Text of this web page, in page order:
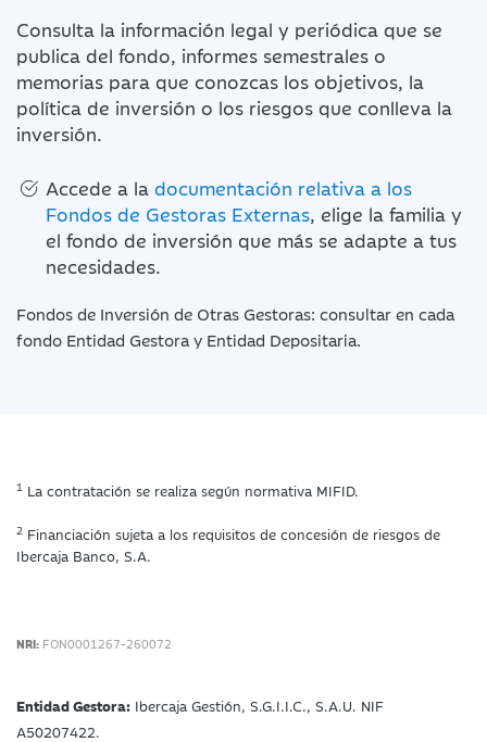
Consulta la información legal y periódica que se
publica del fondo, informes semestrales o
memorias para que conozcas los objetivos, la
política de inversión o los riesgos que conlleva la
inversión.
Accede a la documentación relativa a los
Fondos de Gestoras Externas, elige la familia y
el fondo de inversión que más se adapte a tus
necesidades.
Fondos de Inversión de Otras Gestoras: consultar en cada
fondo Entidad Gestora y Entidad Depositaria.
1 La contratación se realiza según normativa MIFID.
2 Financiación sujeta a los requisitos de concesión de riesgos de
Ibercaja Banco, S.A.
NRI: FON0001267-260072
Entidad Gestora: Ibercaja Gestión, S.G.I.I.C., S.A.U. NIF
A50207422.